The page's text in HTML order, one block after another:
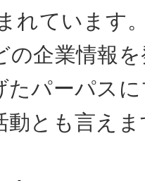
れています
の企業情報
たパーパス
動とも言えま